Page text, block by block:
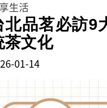
生活
北品茗必訪9
茶文化
01-14